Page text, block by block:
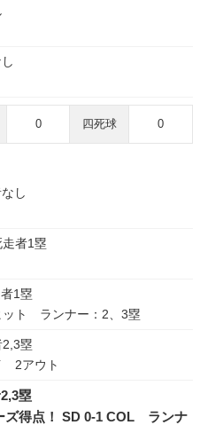
0 四死球 0
し
者1塁
1塁
ット ランナー：2、3塁
塁
2アウト
塁
得点！ SD 0-1 COL ランナ